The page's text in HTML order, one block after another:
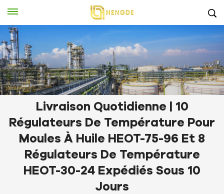
Livraison Quotidienne | 10
Régulateurs De Température Pour
Moules À Huile HEOT-75-96 Et 8
Régulateurs De Température
HEOT-30-24 Expédiés Sous 10
Jours